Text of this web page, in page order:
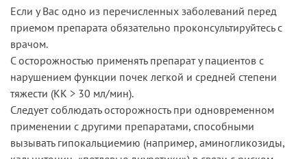
Если у Вас одно из перечисленных заболеваний перед
приемом препарата обязательно проконсультируйтесь с
врачом.
С осторожностью применять препарат у пациентов с
нарушением функции почек легкой и средней степени
тяжести (КК > 30 мл/мин).
Следует соблюдать осторожность при одновременном
применении с другими препаратами, способными
вызывать гипокальциемию (например, аминогликозиды,